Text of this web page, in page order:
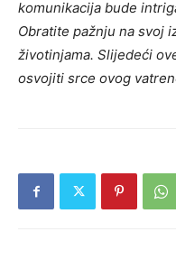
komunikacija bude
Obratite pažnju na svoj
životinjama. Slijedeći
osvojiti srce ovog